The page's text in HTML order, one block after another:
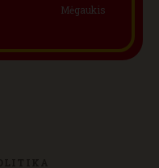
Mėgaukis